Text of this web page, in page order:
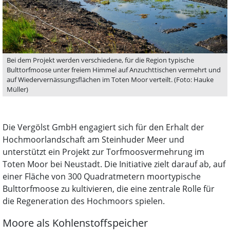
Bei dem Projekt werden verschiedene, für die Region typische
Bulttorfmoose unter freiem Himmel auf Anzuchttischen vermehrt und
auf Wiedervernässungsflächen im Toten Moor verteilt. (Foto: Hauke
Müller)
Die Vergölst GmbH engagiert sich für den Erhalt der
Hochmoorlandschaft am Steinhuder Meer und
unterstützt ein Projekt zur Torfmoosvermehrung im
Toten Moor bei Neustadt. Die Initiative zielt darauf ab, auf
einer Fläche von 300 Quadratmetern moortypische
Bulttorfmoose zu kultivieren, die eine zentrale Rolle für
die Regeneration des Hochmoors spielen.
Moore als Kohlenstoffspeicher